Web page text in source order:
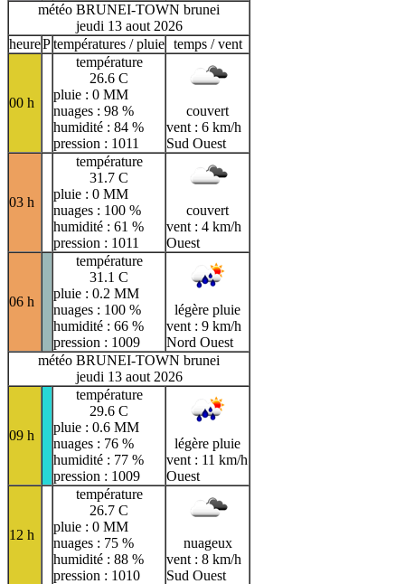
météo BRUNEI-TOWN brunei
jeudi 13 aout 2026
heurePtempératures / pluie temps / vent
00 h
température
26.6 C
pluie : 0 MM
nuages : 98 %
humidité : 84 %
pression : 1011
couvert
vent : 6 km/h
Sud Ouest
03 h
température
31.7 C
pluie : 0 MM
nuages : 100 %
humidité : 61 %
pression : 1011
couvert
vent : 4 km/h
Ouest
06 h
température
31.1 C
pluie : 0.2 MM
nuages : 100 %
humidité : 66 %
pression : 1009
légère pluie
vent : 9 km/h
Nord Ouest
météo BRUNEI-TOWN brunei
jeudi 13 aout 2026
09 h
température
29.6 C
pluie : 0.6 MM
nuages : 76 %
humidité : 77 %
pression : 1009
légère pluie
vent : 11 km/h
Ouest
12 h
température
26.7 C
pluie : 0 MM
nuages : 75 %
humidité : 88 %
pression : 1010
nuageux
vent : 8 km/h
Sud Ouest